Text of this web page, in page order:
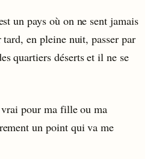
un pays où on ne sent jamais
en pleine nuit, passer par
quartiers déserts et il ne se
pour ma fille ou ma
un point qui va me